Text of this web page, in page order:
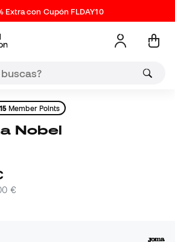
Extra con Cupón FLDAY10
15 Member Points
Nobel
€